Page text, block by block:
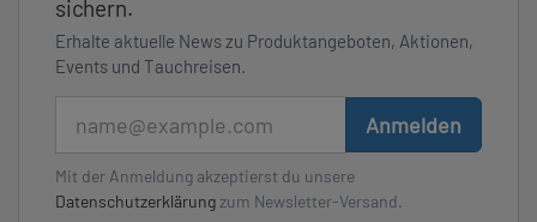
sichern.
Erhalte aktuelle News zu Produktangeboten, Aktionen,
Events und Tauchreisen.
Anmelden
Mit der Anmeldung akzeptierst du unsere
Datenschutzerklärung zum Newsletter-Versand.